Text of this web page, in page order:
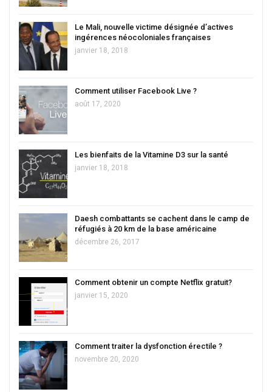
Le Mali, nouvelle victime désignée d’actives
ingérences néocoloniales françaises
janvier 18, 2018
Comment utiliser Facebook Live ?
août 17, 2020
Les bienfaits de la Vitamine D3 sur la santé
janvier 18, 2018
Daesh combattants se cachent dans le camp de
réfugiés à 20 km de la base américaine
décembre 26, 2017
Comment obtenir un compte Netflix gratuit?
janvier 15, 2020
Comment traiter la dysfonction érectile ?
novembre 20, 2020